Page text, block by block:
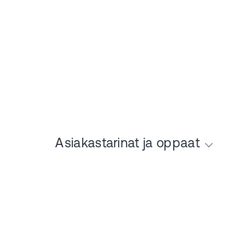
Asiakastarinat ja oppaat